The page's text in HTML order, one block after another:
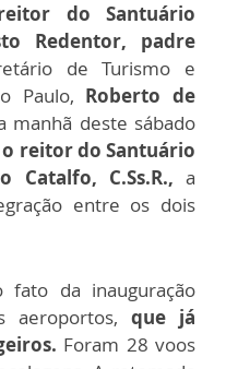
do Santuário
Redentor, padre
de Turismo e
Paulo, Roberto de
manhã deste sábado
reitor do Santuário
Catalfo, C.Ss.R., a
entre os dois
fato da inauguração
aeroportos,que já
Foram 28 voos